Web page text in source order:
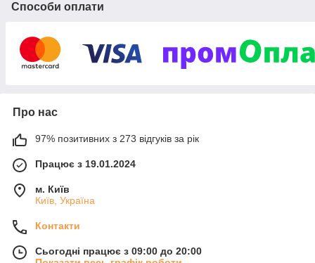
Способи оплати
Про нас
97% позитивних з 273 відгуків за рік
Працює з 19.01.2024
м. Київ
Київ, Україна
Контакти
Сьогодні працює з 09:00 до 20:00